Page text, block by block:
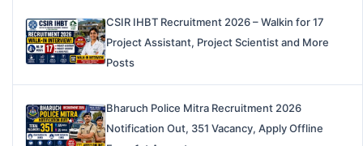
CSIR IHBT Recruitment 2026 – Walkin for 17
Project Assistant, Project Scientist and More
Posts
Bharuch Police Mitra Recruitment 2026
Notification Out, 351 Vacancy, Apply Offline